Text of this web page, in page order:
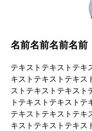
名前名前名前名前
テキストテキストテキ
キストテキストテキス
ストテキストテキスト
トテキストテキストテ
テキストテキストテキ
キストテキストテキス